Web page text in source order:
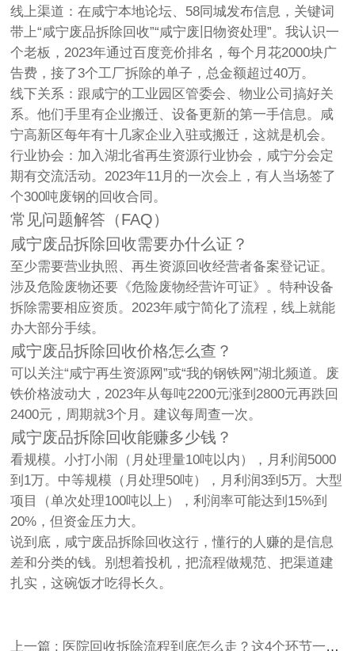
线上渠道 ：在咸宁本地论坛、58同城发布信息，关键词
带上“咸宁废品拆除回收”“咸宁废旧物资处理”。我认识一
个老板，2023年通过百度竞价排名，每个月花2000块广
告费，接了3个工厂拆除的单子，总金额超过40万。
线下关系 ：跟咸宁的工业园区管委会、物业公司搞好关
系。他们手里有企业搬迁、设备更新的第一手信息。咸
宁高新区每年有十几家企业入驻或搬迁，这就是机会。
行业协会 ：加入湖北省再生资源行业协会，咸宁分会定
期有交流活动。2023年11月的一次会上，有人当场签了
个300吨废钢的回收合同。
常见问题解答（FAQ）
咸宁废品拆除回收需要办什么证？
至少需要营业执照、再生资源回收经营者备案登记证。
涉及危险废物还要《危险废物经营许可证》。特种设备
拆除需要相应资质。2023年咸宁简化了流程，线上就能
办大部分手续。
咸宁废品拆除回收价格怎么查？
可以关注“咸宁再生资源网”或“我的钢铁网”湖北频道。废
铁价格波动大，2023年从每吨2200元涨到2800元再跌回
2400元，周期就3个月。建议每周查一次。
咸宁废品拆除回收能赚多少钱？
看规模。小打小闹（月处理量10吨以内），月利润5000
到1万。中等规模（月处理50吨），月利润3到5万。大型
项目（单次处理100吨以上），利润率可能达到15%到
20%，但资金压力大。
说到底，咸宁废品拆除回收这行，懂行的人赚的是信息
差和分类的钱。别想着投机，把流程做规范、把渠道建
扎实，这碗饭才吃得长久。
上一篇 : 医院回收拆除流程到底怎么走？这4个环节一个都不能少